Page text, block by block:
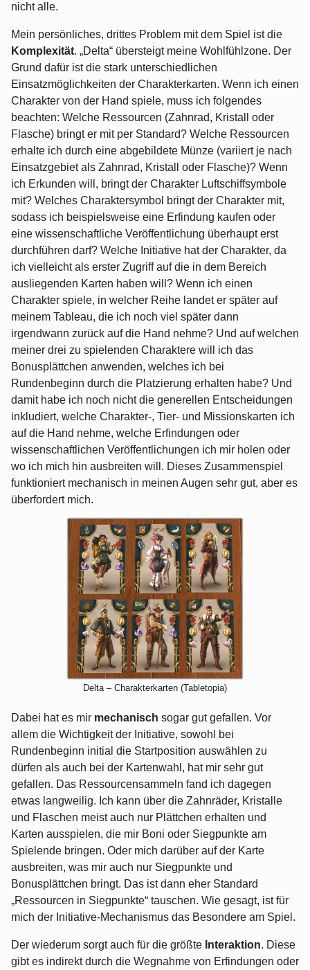
nicht alle.
Mein persönliches, drittes Problem mit dem Spiel ist die
Komplexität. „Delta“ übersteigt meine Wohlfühlzone. Der
Grund dafür ist die stark unterschiedlichen
Einsatzmöglichkeiten der Charakterkarten. Wenn ich einen
Charakter von der Hand spiele, muss ich folgendes
beachten: Welche Ressourcen (Zahnrad, Kristall oder
Flasche) bringt er mit per Standard? Welche Ressourcen
erhalte ich durch eine abgebildete Münze (variiert je nach
Einsatzgebiet als Zahnrad, Kristall oder Flasche)? Wenn
ich Erkunden will, bringt der Charakter Luftschiffsymbole
mit? Welches Charaktersymbol bringt der Charakter mit,
sodass ich beispielsweise eine Erfindung kaufen oder
eine wissenschaftliche Veröffentlichung überhaupt erst
durchführen darf? Welche Initiative hat der Charakter, da
ich vielleicht als erster Zugriff auf die in dem Bereich
ausliegenden Karten haben will? Wenn ich einen
Charakter spiele, in welcher Reihe landet er später auf
meinem Tableau, die ich noch viel später dann
irgendwann zurück auf die Hand nehme? Und auf welchen
meiner drei zu spielenden Charaktere will ich das
Bonusplättchen anwenden, welches ich bei
Rundenbeginn durch die Platzierung erhalten habe? Und
damit habe ich noch nicht die generellen Entscheidungen
inkludiert, welche Charakter-, Tier- und Missionskarten ich
auf die Hand nehme, welche Erfindungen oder
wissenschaftlichen Veröffentlichungen ich mir holen oder
wo ich mich hin ausbreiten will. Dieses Zusammenspiel
funktioniert mechanisch in meinen Augen sehr gut, aber es
überfordert mich.
Delta – Charakterkarten (Tabletopia)
Dabei hat es mir mechanisch sogar gut gefallen. Vor
allem die Wichtigkeit der Initiative, sowohl bei
Rundenbeginn initial die Startposition auswählen zu
dürfen als auch bei der Kartenwahl, hat mir sehr gut
gefallen. Das Ressourcensammeln fand ich dagegen
etwas langweilig. Ich kann über die Zahnräder, Kristalle
und Flaschen meist auch nur Plättchen erhalten und
Karten ausspielen, die mir Boni oder Siegpunkte am
Spielende bringen. Oder mich darüber auf der Karte
ausbreiten, was mir auch nur Siegpunkte und
Bonusplättchen bringt. Das ist dann eher Standard
„Ressourcen in Siegpunkte“ tauschen. Wie gesagt, ist für
mich der Initiative-Mechanismus das Besondere am Spiel.
Der wiederum sorgt auch für die größte Interaktion. Diese
gibt es indirekt durch die Wegnahme von Erfindungen oder